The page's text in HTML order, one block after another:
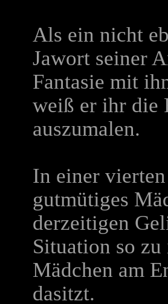
Als ein nicht
Jawort seiner
Fantasie mit
weiß er ihr die
auszumalen.
In einer
gutmütiges
derzeitigen
Situation so zu
Mädchen am
dasitzt.